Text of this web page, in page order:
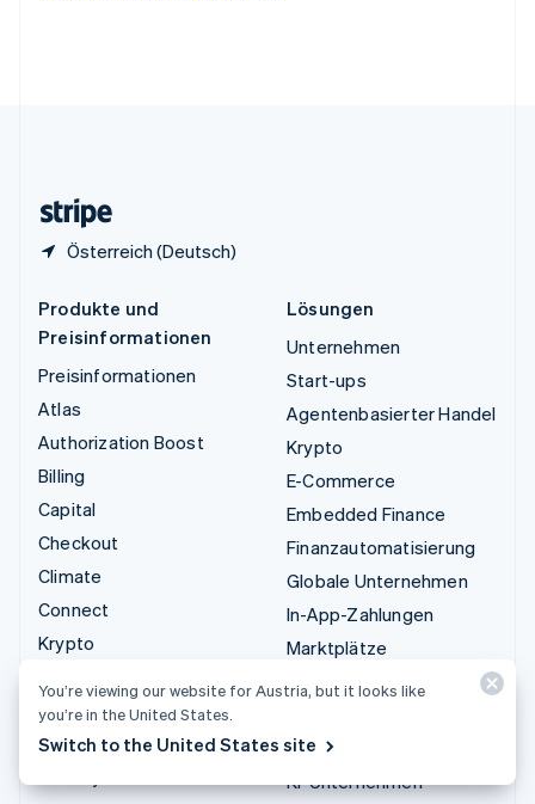
Österreich (Deutsch)
Produkte und
Preisinformationen
Preisinformationen
Atlas
Authorization Boost
Billing
Capital
Checkout
Climate
Connect
Krypto
Elements
Financial Connections
Lösungen
Unternehmen
Start-ups
Agentenbasierter Handel
Krypto
E-Commerce
Embedded Finance
Finanzautomatisierung
Globale Unternehmen
In-App-Zahlungen
Marktplätze
Geldmanagement
SaaS
KI-Unternehmen
You’re viewing our website for Austria, but it looks like
you’re in the United States.
Switch to the United States site